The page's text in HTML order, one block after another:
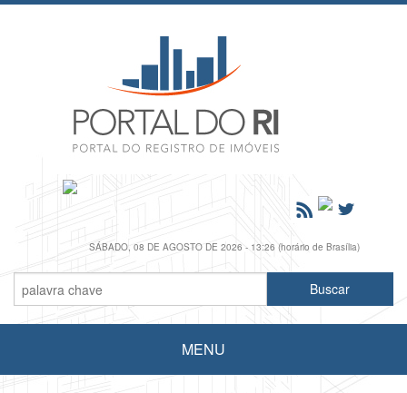
SÁBADO, 08 DE AGOSTO DE 2026 - 13:26 (horário de Brasília)
MENU